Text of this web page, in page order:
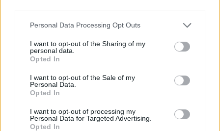
Personal Data Processing Opt Outs
I want to opt-out of the Sharing of my
personal data.
Opted In
I want to opt-out of the Sale of my
Personal Data.
Opted In
I want to opt-out of processing my
Personal Data for Targeted Advertising.
Opted In